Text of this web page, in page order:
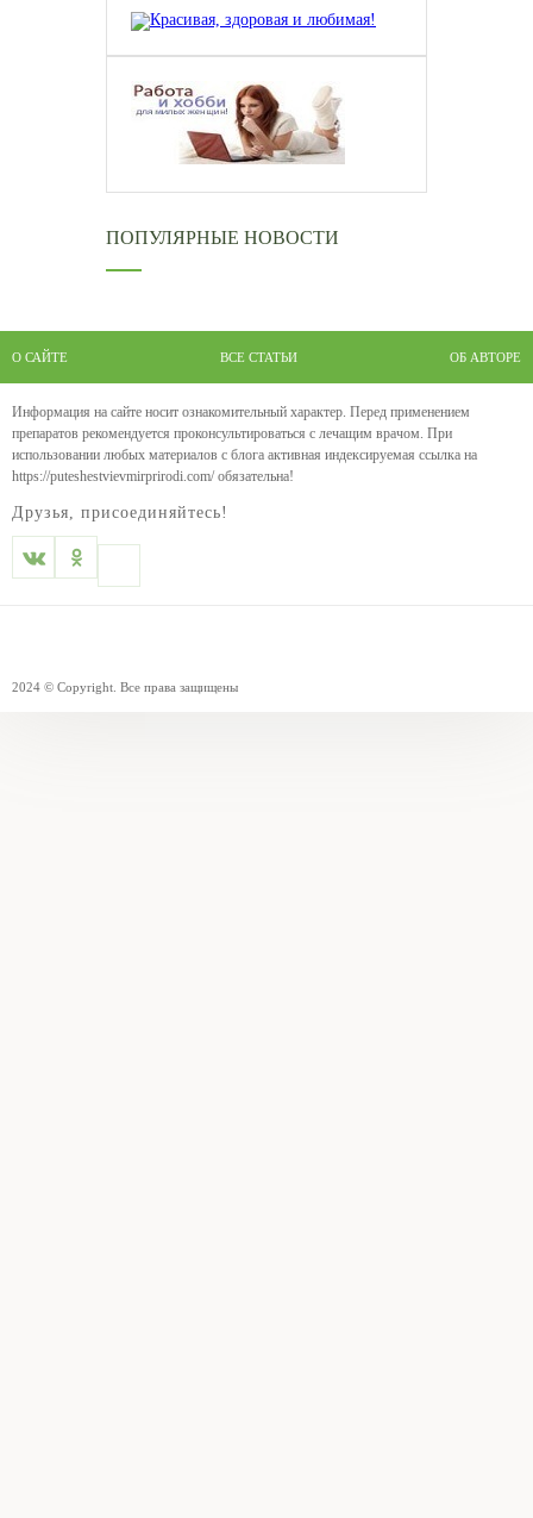
ПОПУЛЯРНЫЕ НОВОСТИ
О САЙТЕ ВСЕ СТАТЬИ ОБ АВТОРЕ
Информация на сайте носит ознакомительный характер. Перед применением
препаратов рекомендуется проконсультироваться с лечащим врачом. При
использовании любых материалов с блога активная индексируемая ссылка на
https://puteshestvievmirprirodi.com/ обязательна!
Друзья, присоединяйтесь!
2024 © Copyright. Все права защищены